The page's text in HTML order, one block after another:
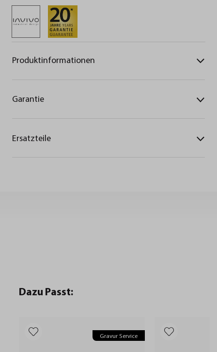
Produktinformationen
Garantie
Ersatzteile
Dazu Passt:
Gravur Service